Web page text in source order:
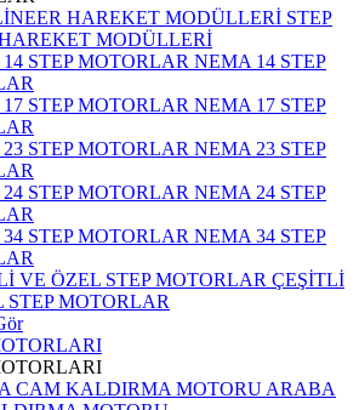
STEP
MODÜLLERİ
NEMA 14 STEP
NEMA 17 STEP
NEMA 23 STEP
NEMA 24 STEP
NEMA 34 STEP
ÇEŞİTLİ
STEP MOTORLAR
ARABA